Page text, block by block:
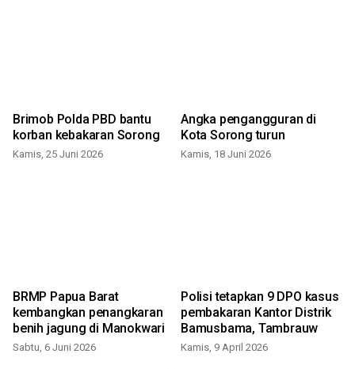
Brimob Polda PBD bantu
korban kebakaran Sorong
Kamis, 25 Juni 2026
Angka pengangguran di
Kota Sorong turun
Kamis, 18 Juni 2026
BRMP Papua Barat
kembangkan penangkaran
benih jagung di Manokwari
Sabtu, 6 Juni 2026
Polisi tetapkan 9 DPO kasus
pembakaran Kantor Distrik
Bamusbama, Tambrauw
Kamis, 9 April 2026